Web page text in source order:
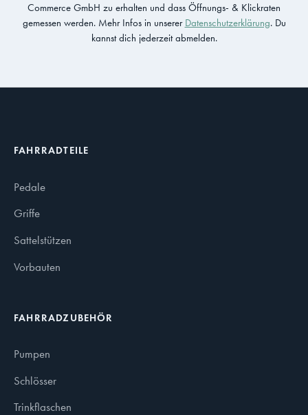
Commerce GmbH zu erhalten und dass Öffnungs- & Klickraten
gemessen werden. Mehr Infos in unserer Datenschutzerklärung. Du
kannst dich jederzeit abmelden.
FAHRRADTEILE
Pedale
Griffe
Sattelstützen
Vorbauten
FAHRRADZUBEHÖR
Pumpen
Schlösser
Trinkflaschen